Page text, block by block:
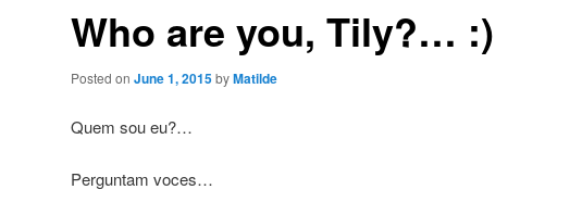
Who are you, Tily?… :)
Posted on June 1, 2015byMatilde
Quem sou eu?…
Perguntam voces…